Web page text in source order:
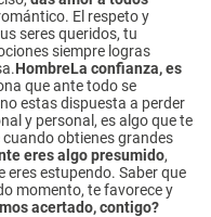
El respeto y
seres queridos, tu
siempre logras
HombreLa confianza, es
que ante todo se
estas dispuesta a perder
y personal, es algo que te
obtienes grandes
eres algo presumido,
eres estupendo. Saber que
momento, te favorece y
acertado, contigo?